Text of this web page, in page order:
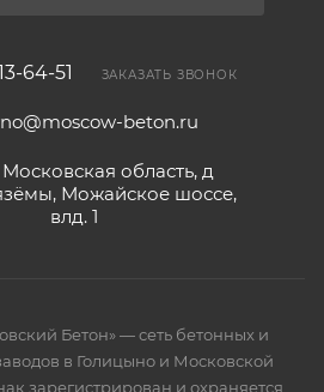
64-51 ЗАКАЗАТЬ ЗВОНОК
beton.ru
Московская область, д
Можайское шоссе,
влд. 1
Бетон» — сеть бетонных и
в Голицыно и Московской
зарегистрирован и охраняется